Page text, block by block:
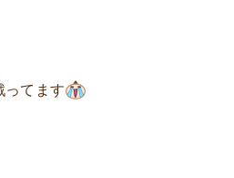
ってます